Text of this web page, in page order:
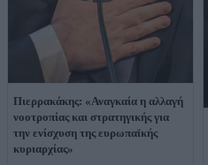
Πιερρακάκης: «Αναγκαία η αλλαγή
νοοτροπίας και στρατηγικής για
την ενίσχυση της ευρωπαϊκής
κυριαρχίας»